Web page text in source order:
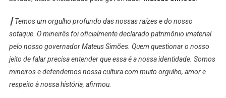
┃ Temos um orgulho profundo das nossas raízes e do nosso
sotaque. O mineirês foi oficialmente declarado patrimônio imaterial
pelo nosso governador Mateus Simões. Quem questionar o nosso
jeito de falar precisa entender que essa é a nossa identidade. Somos
mineiros e defendemos nossa cultura com muito orgulho, amor e
respeito à nossa história, afirmou.